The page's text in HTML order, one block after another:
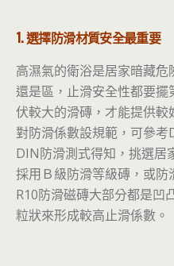
1. 選擇防滑材質安全最重要
高濕氣的衛浴是居家暗藏
還是區，止滑安全性都要
伏較大的滑磚，才能提供
對防滑係數設規範，可參
DIN防滑測式得知，挑選居
採用Ｂ級防滑等級磚，或防
R10防滑磁磚大部分都是凹
粒狀來形成較高止滑係數。